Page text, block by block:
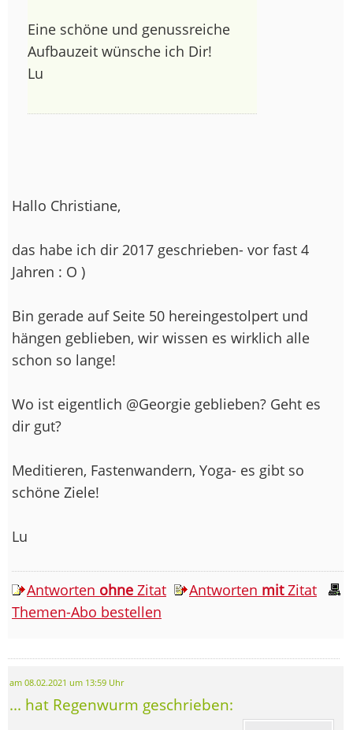
Eine schöne und genussreiche
Aufbauzeit wünsche ich Dir!
Lu
Hallo Christiane,
das habe ich dir 2017 geschrieben- vor fast 4
Jahren : O )
Bin gerade auf Seite 50 hereingestolpert und
hängen geblieben, wir wissen es wirklich alle
schon so lange!
Wo ist eigentlich @Georgie geblieben? Geht es
dir gut?
Meditieren, Fastenwandern, Yoga- es gibt so
schöne Ziele!
Lu
Antworten ohne Zitat Antworten mitZitat
Themen-Abo bestellen
am 08.02.2021 um 13:59 Uhr
... hat Regenwurm geschrieben: